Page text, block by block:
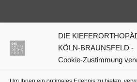
DIE
KÖLN-BRAUNSFELD -
Cookie-Zustimmung
Dr. Julia